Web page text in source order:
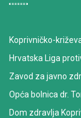
Koprivničko-
Hrvatska Liga
Zavod za javno
Opća bolnica dr.
Dom zdravlja